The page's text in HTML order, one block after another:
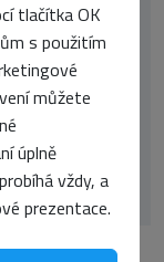
tlačítka OK
s použitím
můžete
úplně
vždy, a
prezentace.